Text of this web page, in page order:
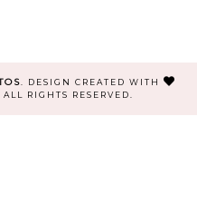
.
DESIGN CREATED WITH
ALL RIGHTS RESERVED.